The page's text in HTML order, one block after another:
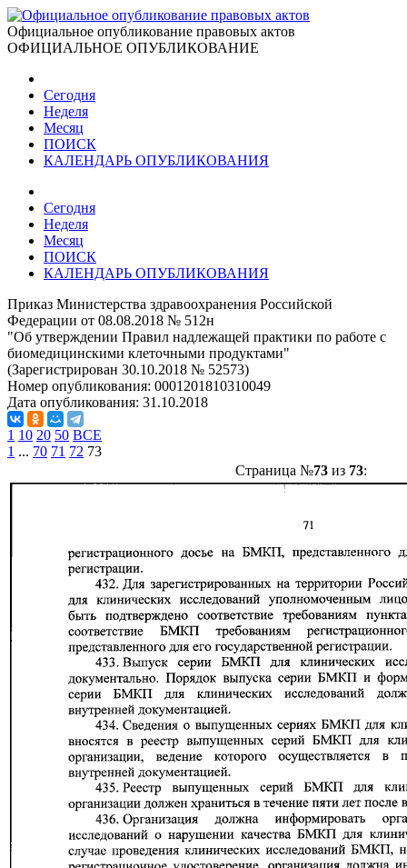
Официальное опубликование правовых актов
ОФИЦИАЛЬНОЕ ОПУБЛИКОВАНИЕ
Сегодня
Неделя
Месяц
ПОИСК
КАЛЕНДАРЬ ОПУБЛИКОВАНИЯ
Сегодня
Неделя
Месяц
ПОИСК
КАЛЕНДАРЬ ОПУБЛИКОВАНИЯ
Приказ Министерства здравоохранения Российской
Федерации от 08.08.2018 № 512н
"Об утверждении Правил надлежащей практики по работе с
биомедицинскими клеточными продуктами"
(Зарегистрирован 30.10.2018 № 52573)
Номер опубликования: 0001201810310049
Дата опубликования: 31.10.2018
1 10 20 50 ВСЕ
1 ... 70 71 72 73
Страница №73из 73: